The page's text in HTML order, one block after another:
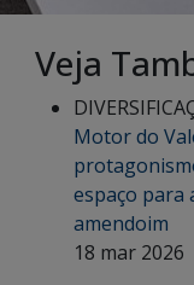
Veja
Motor do
espaço para
amendoim
18 mar 2026